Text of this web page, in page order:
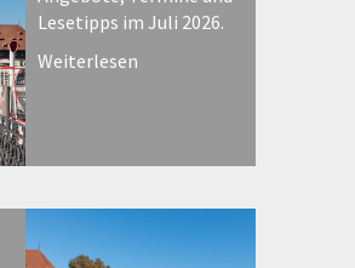
Lesetipps im Juli 2026.
Weiterlesen